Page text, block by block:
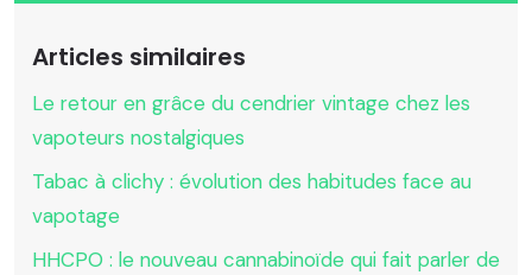
Articles similaires
Le retour en grâce du cendrier vintage chez les
vapoteurs nostalgiques
Tabac à clichy : évolution des habitudes face au
vapotage
HHCPO : le nouveau cannabinoïde qui fait parler de